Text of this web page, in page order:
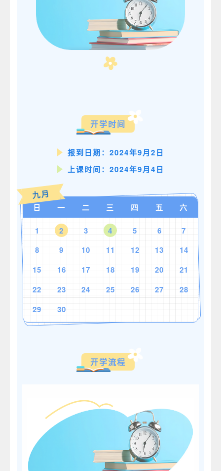
开学时间
报到日期：2024年9月2日
上课时间：2024年9月4日
九月
日 一 二 三 四 五 六
1 2 3 4 5 6
7
8
9 10 11 12 13
14
15
16 17 18 19 20
21
22
23 24 25 26 27
28
29
30
开学流程